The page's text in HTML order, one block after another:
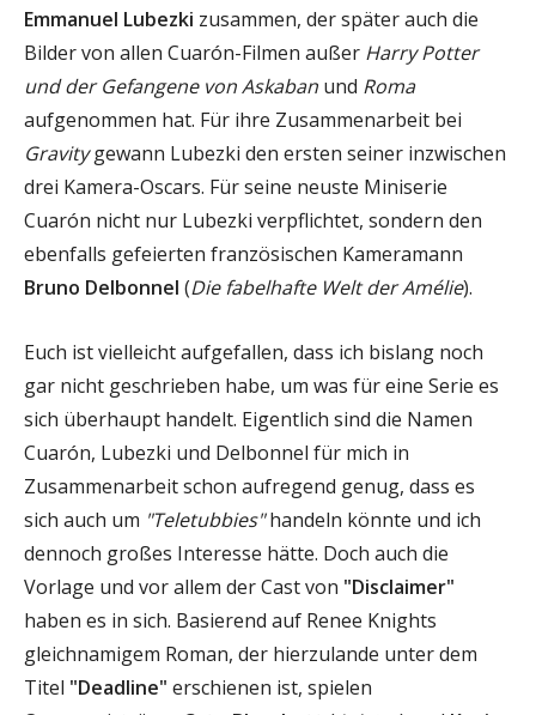
Emmanuel Lubezki zusammen, der später auch die
Bilder von allen Cuarón-Filmen außer Harry Potter
und der Gefangene von Askaban und Roma
aufgenommen hat. Für ihre Zusammenarbeit bei
Gravitygewann Lubezki den ersten seiner inzwischen
drei Kamera-Oscars. Für seine neuste Miniserie
Cuarón nicht nur Lubezki verpflichtet, sondern den
ebenfalls gefeierten französischen Kameramann
Bruno Delbonnel (Die fabelhafte Welt der Amélie).
Euch ist vielleicht aufgefallen, dass ich bislang noch
gar nicht geschrieben habe, um was für eine Serie es
sich überhaupt handelt. Eigentlich sind die Namen
Cuarón, Lubezki und Delbonnel für mich in
Zusammenarbeit schon aufregend genug, dass es
sich auch um "Teletubbies"handeln könnte und ich
dennoch großes Interesse hätte. Doch auch die
Vorlage und vor allem der Cast von "Disclaimer"
haben es in sich. Basierend auf Renee Knights
gleichnamigem Roman, der hierzulande unter dem
Titel "Deadline" erschienen ist, spielen